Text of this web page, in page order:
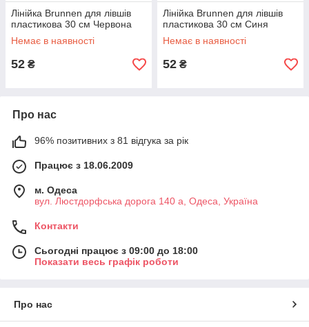
Лінійка Brunnen для лівшів
пластикова 30 см Червона
Немає в наявності
52 ₴
Лінійка Brunnen для лівшів
пластикова 30 см Синя
Немає в наявності
52 ₴
Про нас
96% позитивних з 81 відгука за рік
Працює з 18.06.2009
м. Одеса
вул. Люстдорфська дорога 140 а, Одеса, Україна
Контакти
Сьогодні працює з 09:00 до 18:00
Показати весь графік роботи
Про нас